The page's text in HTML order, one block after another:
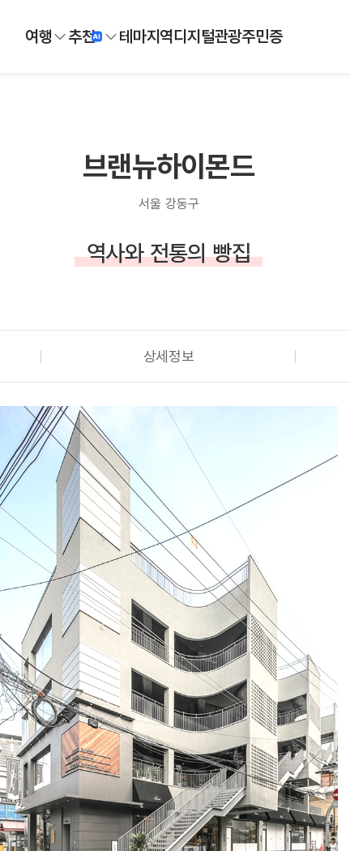
여행 추천 테마지역디지털관광주민증
브랜뉴하이몬드
서울 강동구
역사와 전통의 빵집
상세정보